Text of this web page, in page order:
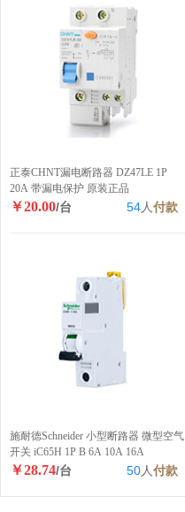
正泰CHNT漏电断路器 DZ47LE 1P
20A 带漏电保护 原装正品
￥20.00/台 54人付款
施耐德Schneider 小型断路器 微型空气
开关 iC65H 1P B 6A 10A 16A
￥28.74/台 50人付款